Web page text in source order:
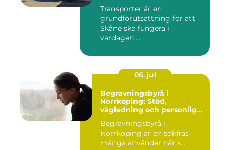
Transporter är en
grundförutsättning för att
Skåne ska fungera i
vardagen....
06. jul
Begravningsbyrå i
Norrköping: Stöd,
vägledning och personliga
Begravningsbyrå i
Norrköping är en sökfras
många använder när s...